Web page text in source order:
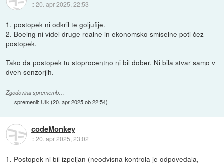
::20. apr 2025, 22:53
1. postopek ni odkril te goljufije.
2. Boeing ni videl druge realne in ekonomsko smiselne poti čez
postopek.
Tako da postopek tu stoprocentno ni bil dober. Ni bila stvar samo v
dveh senzorjih.
Zgodovina sprememb…
spremenil: Utk (20. apr 2025 ob 22:54)
codeMonkey
::20. apr 2025, 23:02
1. Postopek ni bil izpeljan (neodvisna kontrola je odpovedala,